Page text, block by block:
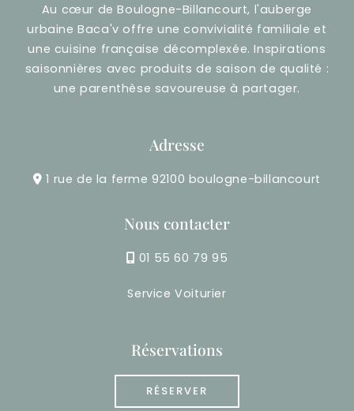
Au cœur de Boulogne-Billancourt, l'auberge
urbaine Baca'v offre une convivialité familiale et
une cuisine française décomplexée. Inspirations
saisonnières avec produits de saison de qualité :
une parenthèse savoureuse à partager.
Adresse
1 rue de la ferme 92100 boulogne-billancourt
Nous contacter
01 55 60 79 95
Service Voiturier
Réservations
RÉSERVER